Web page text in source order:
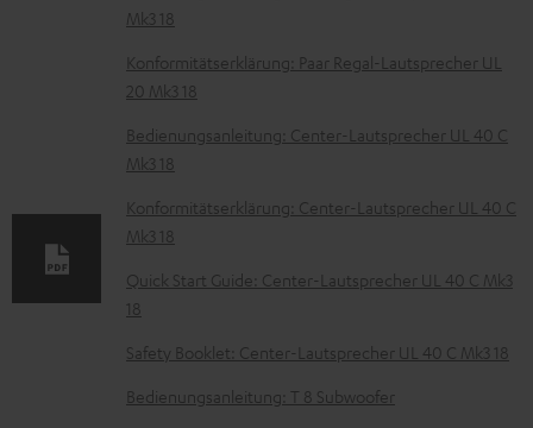
o
k
u
m
e
n
t
e
z
u
m
Mk3 18
Konformitätserklärung: Paar Regal-Lautsprecher UL
20 Mk3 18
Bedienungsanleitung: Center-Lautsprecher UL 40 C
Mk3 18
Konformitätserklärung: Center-Lautsprecher UL 40 C
Mk3 18
Quick Start Guide: Center-Lautsprecher UL 40 C Mk3
18
Safety Booklet: Center-Lautsprecher UL 40 C Mk3 18
Bedienungsanleitung: T 8 Subwoofer